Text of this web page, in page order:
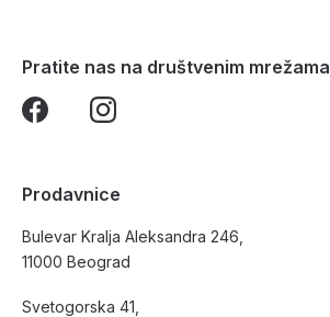
Pratite nas na društvenim mrežama
Prodavnice
Bulevar Kralja Aleksandra 246,
11000 Beograd
Svetogorska 41,